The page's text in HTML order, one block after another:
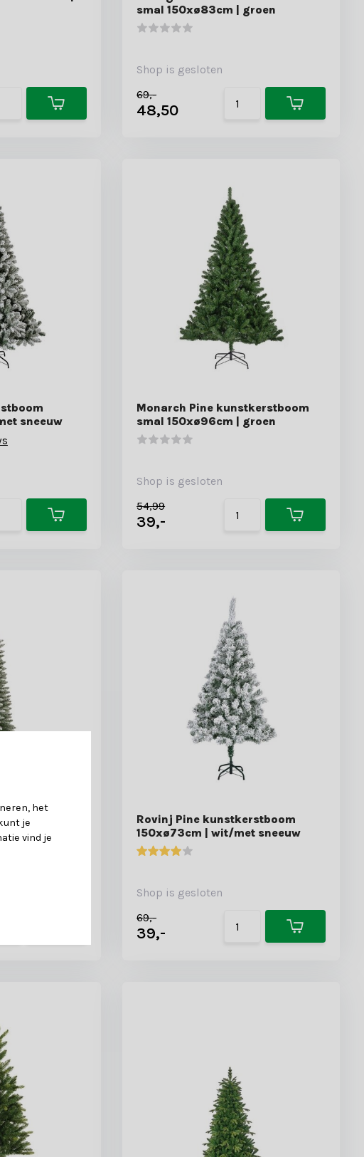
smal 150xø83cm | groen
Shop is gesloten
69,-
48,50
sneeuw
Monarch Pine kunstkerstboom
smal 150xø96cm | groen
Shop is gesloten
54,99
39,-
Rovinj Pine kunstkerstboom
150xø73cm | wit/met sneeuw
Shop is gesloten
69,-
39,-
het
je
vind je